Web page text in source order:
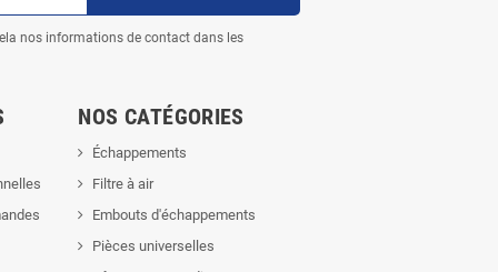
nos informations de contact dans les
NOS CATÉGORIES
Échappements
Filtre à air
Embouts d'échappements
Pièces universelles